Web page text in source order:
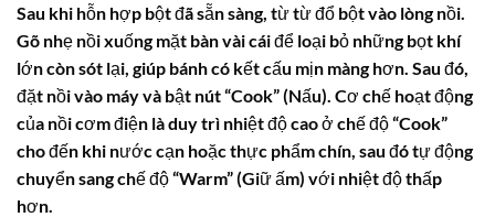
Sau khi hỗn hợp bột đã sẵn sàng, từ từ đổ bột vào lòng nồi.
Gõ nhẹ nồi xuống mặt bàn vài cái để loại bỏ những bọt khí
lớn còn sót lại, giúp bánh có kết cấu mịn màng hơn. Sau đó,
đặt nồi vào máy và bật nút “Cook” (Nấu). Cơ chế hoạt động
của nồi cơm điện là duy trì nhiệt độ cao ở chế độ “Cook”
cho đến khi nước cạn hoặc thực phẩm chín, sau đó tự động
chuyển sang chế độ “Warm” (Giữ ấm) với nhiệt độ thấp
hơn.